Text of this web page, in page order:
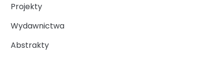
Projekty
Wydawnictwa
Abstrakty